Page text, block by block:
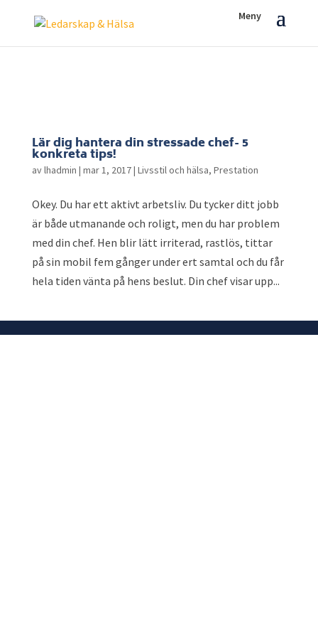
Lär dig hantera din stressade chef- 5
konkreta tips!
avlhadmin | mar 1, 2017| Livsstil och hälsa, Prestation
Okey. Du har ett aktivt arbetsliv. Du tycker ditt jobb
är både utmanande och roligt, men du har problem
med din chef. Hen blir lätt irriterad, rastlös, tittar
på sin mobil fem gånger under ert samtal och du får
hela tiden vänta på hens beslut. Din chef visar upp...